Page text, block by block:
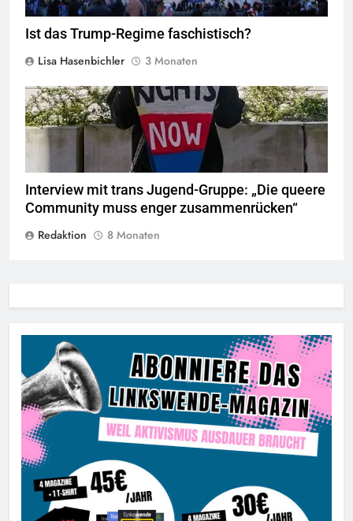
Ist das Trump-Regime faschistisch?
Lisa Hasenbichler
3 Monaten
© Trans Youth, Privat
Interview mit trans Jugend-Gruppe: „Die queere
Community muss enger zusammenrücken“
Redaktion
8 Monaten